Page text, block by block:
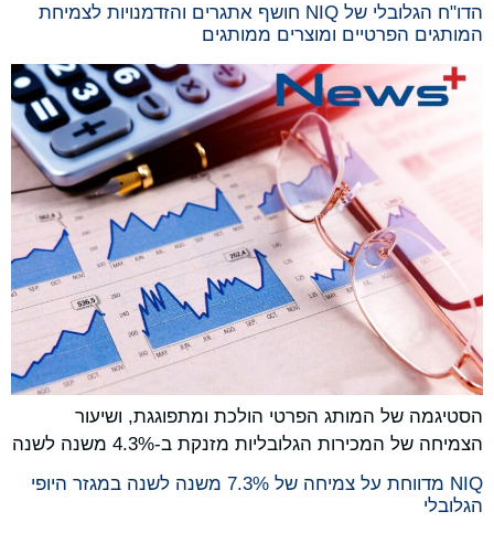
הדו"ח הגלובלי של NIQ חושף אתגרים והזדמנויות לצמיחת
המותגים הפרטיים ומוצרים ממותגים
הסטיגמה של המותג הפרטי הולכת ומתפוגגת, ושיעור
הצמיחה של המכירות הגלובליות מזנקת ב-4.3% משנה לשנה
NIQ מדווחת על צמיחה של 7.3% משנה לשנה במגזר היופי
הגלובלי